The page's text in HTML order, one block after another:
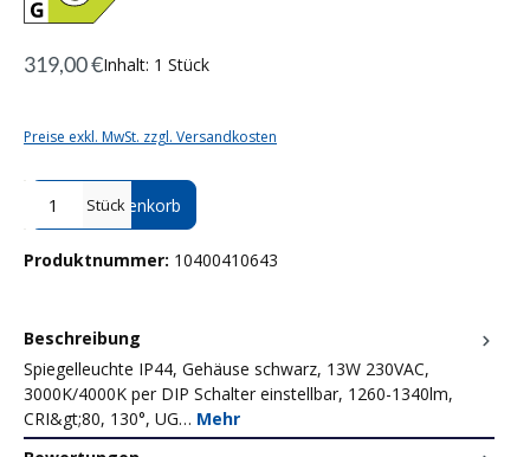
319,00 €Inhalt: 1 Stück
Preise exkl. MwSt. zzgl. Versandkosten
Produkt Anzahl: Gib den gewünschten Wert ein oder benutze die
Stück
In den Warenkorb
Produktnummer: 10400410643
Beschreibung
Spiegelleuchte IP44, Gehäuse schwarz, 13W 230VAC,
3000K/4000K per DIP Schalter einstellbar, 1260-1340lm,
CRI&gt;80, 130°, UG… Mehr